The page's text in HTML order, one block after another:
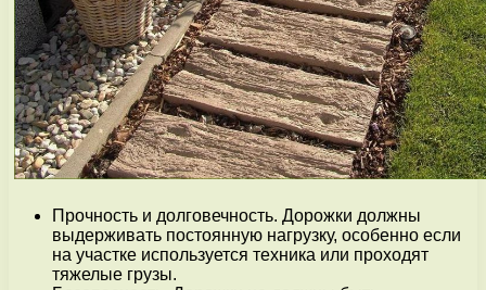
Прочность и долговечность. Дорожки должны
выдерживать постоянную нагрузку, особенно если
на участке используется техника или проходят
тяжелые грузы.